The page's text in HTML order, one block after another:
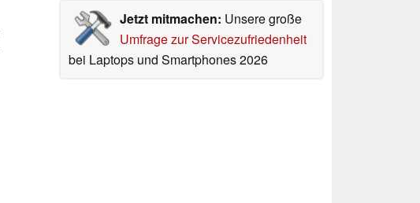
Jetzt mitmachen: Unsere große
Umfrage zur Servicezufriedenheit
bei Laptops und Smartphones 2026